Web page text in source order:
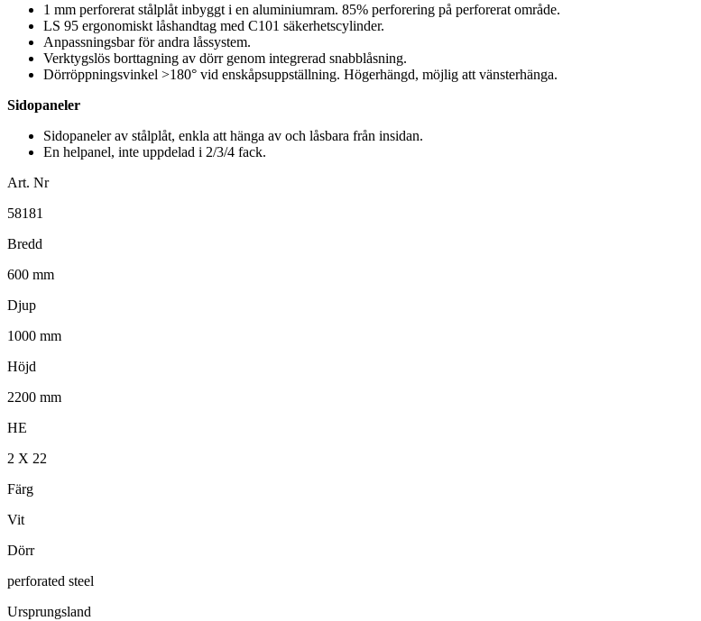
1 mm perforerat stålplåt inbyggt i en aluminiumram. 85% perforering på perforerat område.
LS 95 ergonomiskt låshandtag med C101 säkerhetscylinder.
Anpassningsbar för andra låssystem.
Verktygslös borttagning av dörr genom integrerad snabblåsning.
Dörröppningsvinkel >180° vid enskåpsuppställning. Högerhängd, möjlig att vänsterhänga.
Sidopaneler
Sidopaneler av stålplåt, enkla att hänga av och låsbara från insidan.
En helpanel, inte uppdelad i 2/3/4 fack.
Art. Nr
58181
Bredd
600 mm
Djup
1000 mm
Höjd
2200 mm
HE
2 X 22
Färg
Vit
Dörr
perforated steel
Ursprungsland